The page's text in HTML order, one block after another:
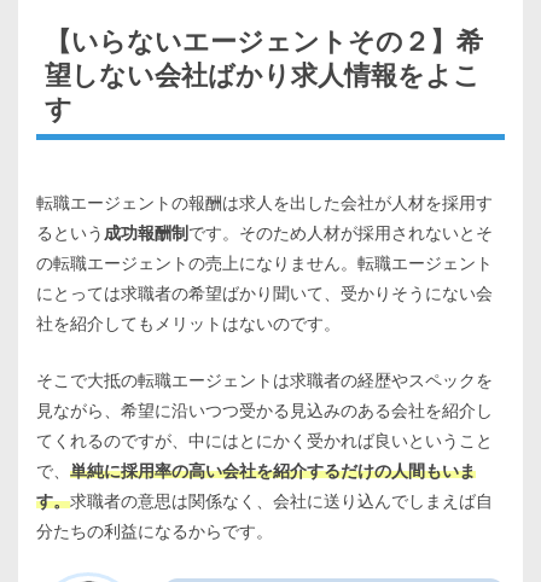
【いらないエージェントその２】希
望しない会社ばかり求人情報をよこ
す
転職エージェントの報酬は求人を出した会社が人材を採用す
るという 成功報酬制 です。そのため人材が採用されないとそ
の転職エージェントの売上になりません。転職エージェント
にとっては求職者の希望ばかり聞いて、受かりそうにない会
社を紹介してもメリットはないのです。
そこで大抵の転職エージェントは求職者の経歴やスペックを
見ながら、希望に沿いつつ受かる見込みのある会社を紹介し
てくれるのですが、中にはとにかく受かれば良いということ
で、 単純に採用率の高い会社を紹介するだけの人間もいま
す。求職者の意思は関係なく、会社に送り込んでしまえば自
分たちの利益になるからです。